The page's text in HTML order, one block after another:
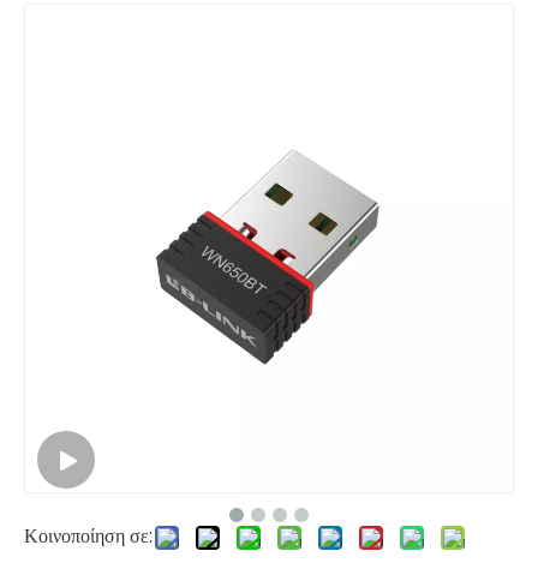
Κοινοποίηση σε: